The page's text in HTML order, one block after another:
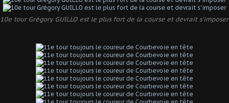
10e tour Grégory GUILLO est le plus fort de la course et devrait s'imposer